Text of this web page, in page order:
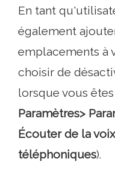
En tant
également
emplacements à
choisir de
lorsque vous
Paramètres>
Écouter de la
téléphoniques).